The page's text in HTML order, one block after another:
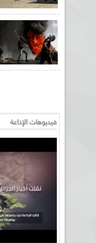
فيديوهات الإذاعة